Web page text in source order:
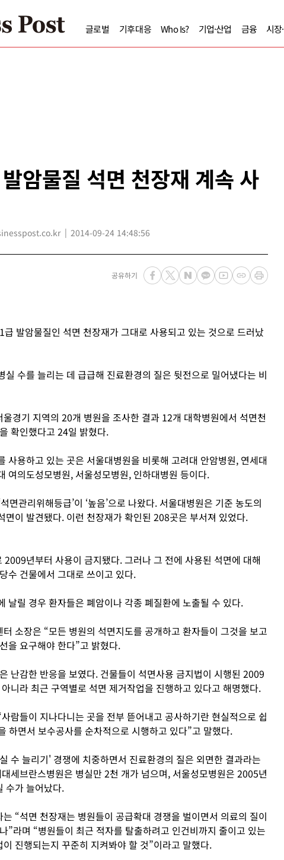
글로벌 기후대응 Who Is? 기업·산업 금융 시장
암물질 석면 천장재 계속 사
2014-09-24 14:48:56
공유하기
발암물질인 석면 천장재가 그대로 사용되고 있는 것으로 드러났
실 수를 늘리는 데 급급해 진료환경의 질은 뒷전으로 밀어냈다는 비
경기 지역의 20개 병원을 조사한 결과 12개 대학병원에서 석면천
확인했다고 24일 밝혔다.
사용하고 있는 곳은 서울대병원을 비롯해 고려대 안암병원, 연세대
여의도성모병원, 서울성모병원, 인하대병원 등이다.
면관리위해등급’이 ‘높음’으로 나왔다. 서울대병원은 기준 농도의
면이 발견됐다. 이런 천장재가 확인된 208곳은 부서져 있었다.
2009년부터 사용이 금지됐다. 그러나 그 전에 사용된 석면에 대해
수 건물에서 그대로 쓰이고 있다.
날릴 경우 환자들은 폐암이나 각종 폐질환에 노출될 수 있다.
소장은 “모든 병원의 석면지도를 공개하고 환자들이 그것을 보고
을 요구해야 한다”고 밝혔다.
난감한 반응을 보였다. 건물들이 석면사용 금지법이 시행된 2009
니라 최근 구역별로 석면 제거작업을 진행하고 있다고 해명했다.
람들이 지나다니는 곳을 전부 뜯어내고 공사하기란 현실적으로 쉽
하면서 보수공사를 순차적으로 시행하고 있다”고 말했다.
수 늘리기' 경쟁에 치중하면서 진료환경의 질은 외면한 결과라는
세브란스병원은 병실만 2천 개가 넘으며, 서울성모병원은 2005년
수가 늘어났다.
“석면 천장재는 병원들이 공급확대 경쟁을 벌이면서 의료의 질이
”라며 “병원들이 최근 적자를 탈출하려고 인건비까지 줄이고 있는
진행되는지 꾸준히 지켜봐야 할 것”이라고 말했다.